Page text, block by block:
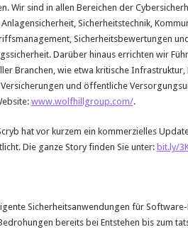
Wir sind in allen Bereichen der
Sicherheitstechnik,
Sicherheitsbewertungen
Darüber hinaus errichten wir
Branchen, wie etwa kritische Infrastruktur,
und öffentliche
www.wolfhillgroup.com/.
Scryb hat vor kurzem ein kommerzielles
Die ganze Story finden Sie unter: bit.ly/
Sicherheitsanwendungen für
bereits bei Entstehen bis zum